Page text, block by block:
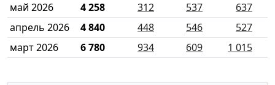
май 2026
4 258 312 537
637
апрель 2026
4 840 448 546
527
март 2026
6 780 934 609 1 015